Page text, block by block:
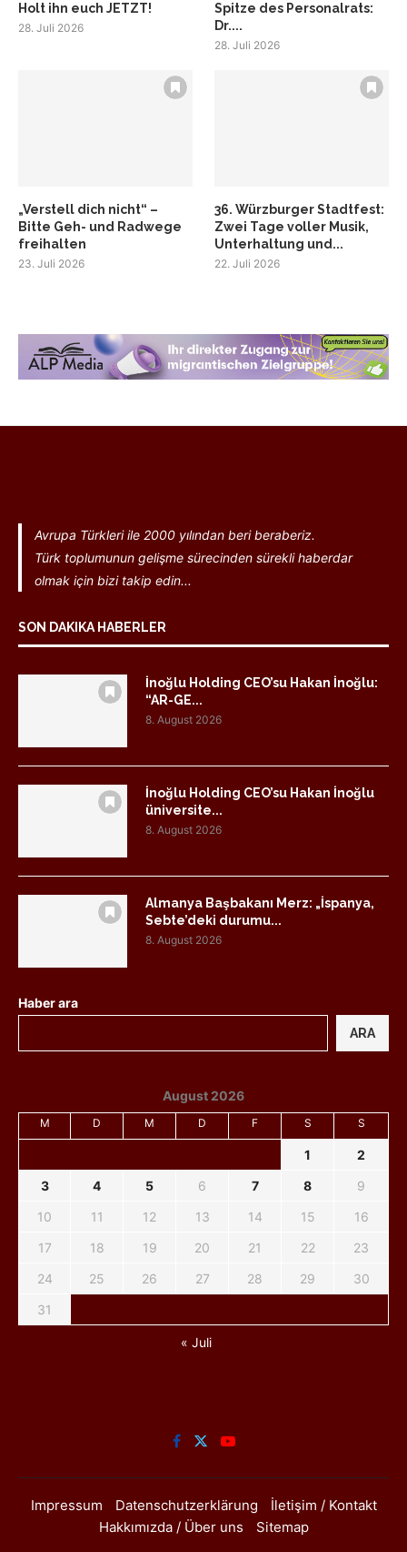
Holt ihn euch JETZT!
28. Juli 2026
Spitze des Personalrats:
Dr....
28. Juli 2026
„Verstell dich nicht“ –
Bitte Geh- und Radwege
freihalten
23. Juli 2026
36. Würzburger Stadtfest:
Zwei Tage voller Musik,
Unterhaltung und...
22. Juli 2026
Avrupa Türkleri ile 2000 yılından beri beraberiz.
Türk toplumunun gelişme sürecinden sürekli haberdar
olmak için bizi takip edin...
SON DAKIKA HABERLER
İnoğlu Holding CEO’su Hakan İnoğlu:
“AR-GE...
8. August 2026
İnoğlu Holding CEO’su Hakan İnoğlu
üniversite...
8. August 2026
Almanya Başbakanı Merz: „İspanya,
Sebte’deki durumu...
8. August 2026
Haber ara
ARA
August 2026
M D M D F S S
1
2
3
4 5 6 7 8
9
10
11 12 13 14 15
16
17
18 19 20 21 22
23
24
25 26 27 28 29
30
31
« Juli
Impressum Datenschutzerklärung
İletişim / Kontakt
Hakkımızda / Über uns
Sitemap